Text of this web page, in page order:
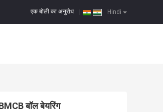
Hindi
एक बोली का अनुरोध
बॉल बेयरिंग